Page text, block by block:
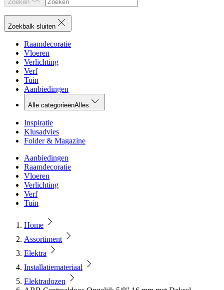
Zoeken
Zoekbalk sluiten
Raamdecoratie
Vloeren
Verlichting
Verf
Tuin
Aanbiedingen
Alle categorieënAlles
Inspiratie
Klusadvies
Folder & Magazine
Aanbiedingen
Raamdecoratie
Vloeren
Verlichting
Verf
Tuin
Home
Assortiment
Elektra
Installatiemateriaal
Elektradozen